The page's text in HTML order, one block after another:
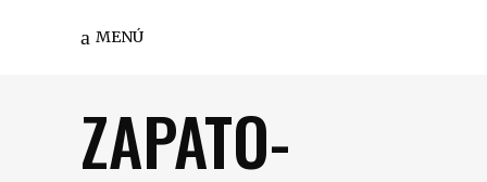
MENÚ
ZAPATO-